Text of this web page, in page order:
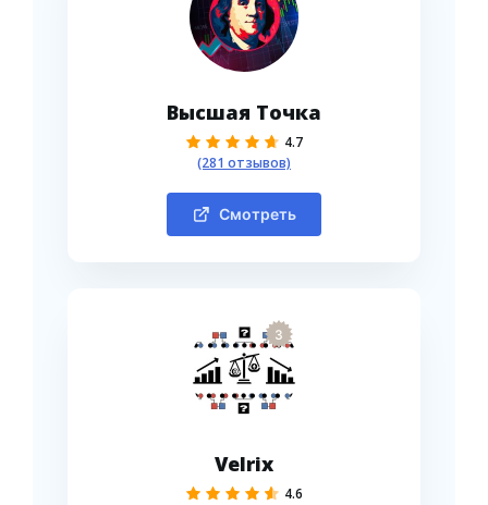
Высшая Точка
4.7
(281 отзывов)
Смотреть
3
Velrix
4.6